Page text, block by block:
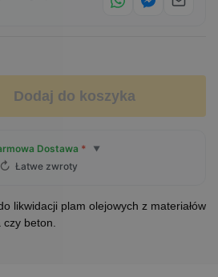
Dodaj do koszyka
Dostawa * ▼
↻ Łatwe zwroty
likwidacji plam olejowych z materiałów
beton.